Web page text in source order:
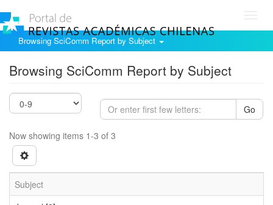
Browsing SciComm Report by Subject
Browsing SciComm Report by Subject
Go
Now showing items 1-3 of 3
Subject